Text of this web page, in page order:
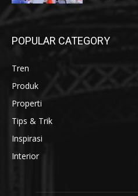
POPULAR CATEGORY
Tren
Produk
Properti
Tips & Trik
Inspirasi
Interior